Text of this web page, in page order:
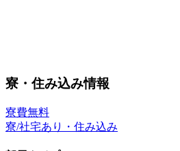
寮・住み込み情報
寮費無料
寮/社宅あり・住み込み